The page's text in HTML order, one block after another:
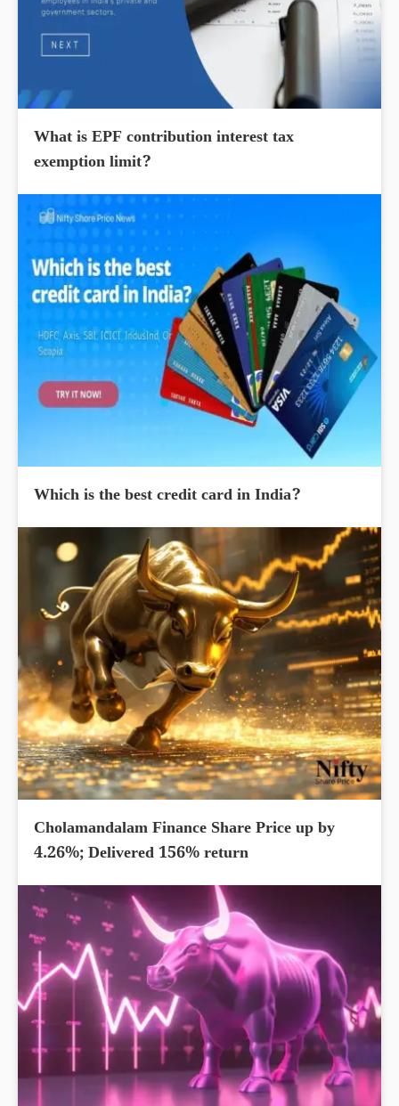
What is EPF contribution interest tax
exemption limit?
Which is the best credit card in India?
Cholamandalam Finance Share Price up by
4.26%; Delivered 156% return